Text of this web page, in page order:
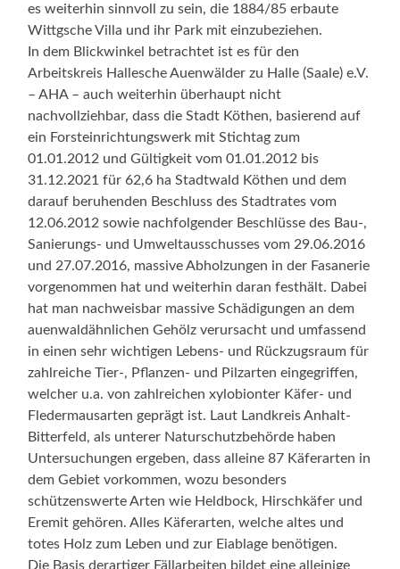
es weiterhin sinnvoll zu sein, die 1884/85 erbaute
Wittgsche Villa und ihr Park mit einzubeziehen.
In dem Blickwinkel betrachtet ist es für den
Arbeitskreis Hallesche Auenwälder zu Halle (Saale) e.V.
– AHA – auch weiterhin überhaupt nicht
nachvollziehbar, dass die Stadt Köthen, basierend auf
ein Forsteinrichtungswerk mit Stichtag zum
01.01.2012 und Gültigkeit vom 01.01.2012 bis
31.12.2021 für 62,6 ha Stadtwald Köthen und dem
darauf beruhenden Beschluss des Stadtrates vom
12.06.2012 sowie nachfolgender Beschlüsse des Bau-,
Sanierungs- und Umweltausschusses vom 29.06.2016
und 27.07.2016, massive Abholzungen in der Fasanerie
vorgenommen hat und weiterhin daran festhält. Dabei
hat man nachweisbar massive Schädigungen an dem
auenwaldähnlichen Gehölz verursacht und umfassend
in einen sehr wichtigen Lebens- und Rückzugsraum für
zahlreiche Tier-, Pflanzen- und Pilzarten eingegriffen,
welcher u.a. von zahlreichen xylobionter Käfer- und
Fledermausarten geprägt ist. Laut Landkreis Anhalt-
Bitterfeld, als unterer Naturschutzbehörde haben
Untersuchungen ergeben, dass alleine 87 Käferarten in
dem Gebiet vorkommen, wozu besonders
schützenswerte Arten wie Heldbock, Hirschkäfer und
Eremit gehören. Alles Käferarten, welche altes und
totes Holz zum Leben und zur Eiablage benötigen.
Die Basis derartiger Fällarbeiten bildet eine alleinige